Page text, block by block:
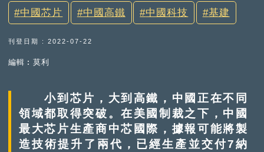
中國芯片 中國高鐵 中國科技 基建
刊登日期 : 2022-07-22
編輯︰莫利
小到芯片，大到高鐵，中國正在不同
領域都取得突破。在美國制裁之下，中國
最大芯片生產商中芯國際，據報可能將製
造技術提升了兩代，已經生產並交付7納